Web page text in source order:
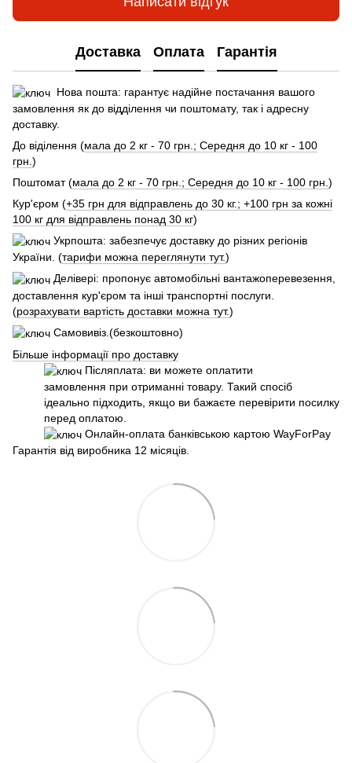
Доставка Оплата Гарантія
Нова пошта: гарантує надійне постачання вашого
замовлення як до відділення чи поштомату, так і адресну
доставку.
До віділення (мала до 2 кг - 70 грн.; Середня до 10 кг - 100
грн. )
Поштомат (мала до 2 кг - 70 грн.; Середня до 10 кг - 100 грн. )
Кур'єром (+35 грн для відправлень до 30 кг.; +100 грн за кожні
100 кг для відправлень понад 30 кг)
Укрпошта: забезпечує доставку до різних регіонів
України. (тарифи можна переглянути тут.)
Делівері: пропонує автомобільні вантажоперевезення,
доставлення кур'єром та інші транспортні послуги.
(розрахувати вартість доставки можна тут.)
Самовивіз.(безкоштовно)
Більше інформації про доставку
Післяплата: ви можете оплатити
замовлення при отриманні товару. Такий спосіб
ідеально підходить, якщо ви бажаєте перевірити посилку
перед оплатою.
Онлайн-оплата банківською картою WayForPay
Гарантія від виробника 12 місяців.